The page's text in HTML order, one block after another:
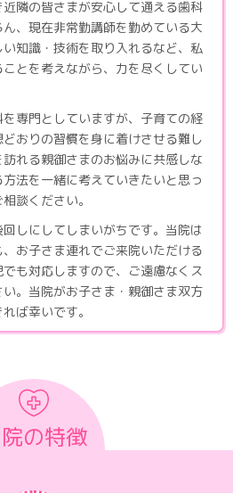
隣の皆さまが安心して通える歯科
、現在非常勤講師を勤めている大
知識・技術を取り入れるなど、私
とを考えながら、力を尽くしてい
専門としていますが、子育ての経
おりの習慣を身に着けさせる難し
れる親御さまのお悩みに共感しな
法を一緒に考えていきたいと思っ
談ください。
しにしてしまいがちです。当院は
お子さま連れでご来院いただける
も対応しますので、ご遠慮なくス
。当院がお子さま・親御さま双方
ば幸いです。
の特徴